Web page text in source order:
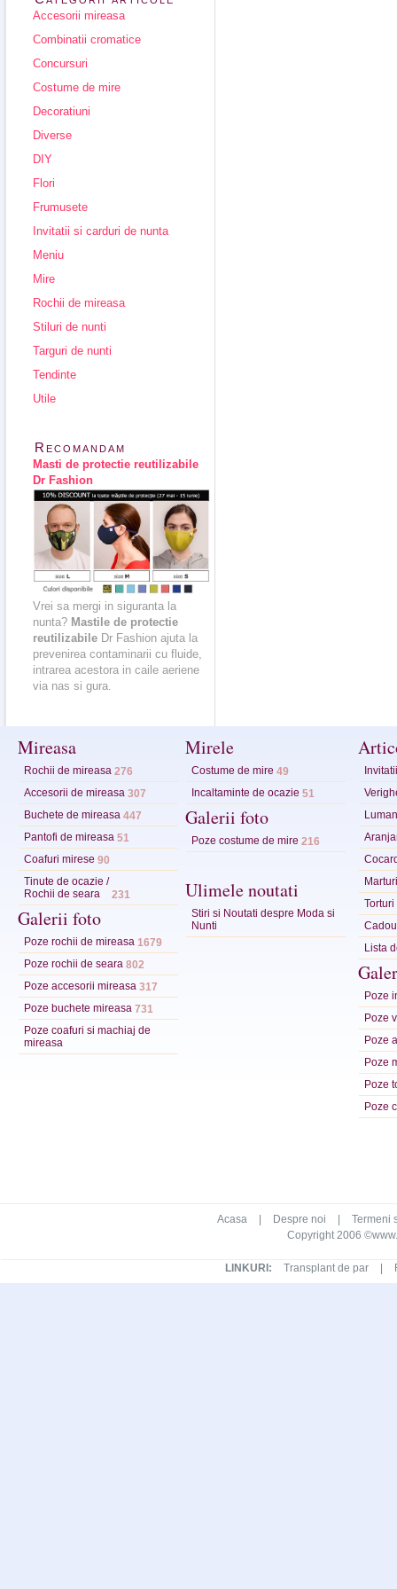
Accesorii mireasa
Combinatii cromatice
Concursuri
Costume de mire
Decoratiuni
Diverse
DIY
Flori
Frumusete
Invitatii si carduri de nunta
Meniu
Mire
Rochii de mireasa
Stiluri de nunti
Targuri de nunti
Tendinte
Utile
Recomandam
Masti de protectie reutilizabile
Dr Fashion
Vrei sa mergi in siguranta la
nunta? Mastile de protectie
reutilizabile Dr Fashion ajuta la
prevenirea contaminarii cu fluide,
intrarea acestora in caile aeriene
via nas si gura.
Mireasa
Rochii de mireasa 276
Accesorii de mireasa 307
Buchete de mireasa 447
Pantofi de mireasa 51
Coafuri mirese 90
Tinute de ocazie /
Rochii de seara
231
Galerii foto
Poze rochii de mireasa 1679
Poze rochii de seara 802
Poze accesorii mireasa 317
Poze buchete mireasa 731
Poze coafuri si machiaj de
mireasa
Mirele
Costume de mire 49
Incaltaminte de ocazie 51
Galerii foto
Poze costume de mire 216
Ulimele noutati
Stiri si Noutati despre Moda si
Nunti
Lista
Poze
Poze
Poze
Poze
Poze
Poze
Acasa | Despre noi |
Termeni
Copyright 2006
LINKURI: Transplant de par |